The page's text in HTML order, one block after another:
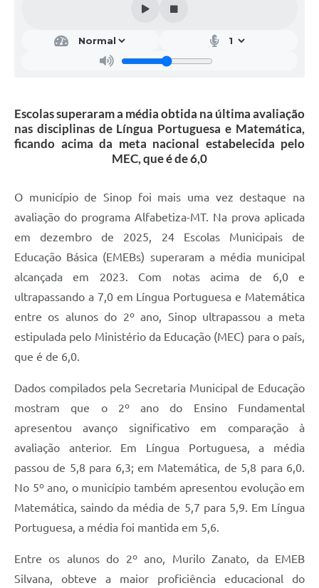
Escolas superaram a média obtida na última avaliação
nas disciplinas de Língua Portuguesa e Matemática,
ficando acima da meta nacional estabelecida pelo
MEC, que é de 6,0
O município de Sinop foi mais uma vez destaque na
avaliação do programa Alfabetiza-MT. Na prova aplicada
em dezembro de 2025, 24 Escolas Municipais de
Educação Básica (EMEBs) superaram a média municipal
alcançada em 2023. Com notas acima de 6,0 e
ultrapassando a 7,0 em Língua Portuguesa e Matemática
entre os alunos do 2º ano, Sinop ultrapassou a meta
estipulada pelo Ministério da Educação (MEC) para o país,
que é de 6,0.
Dados compilados pela Secretaria Municipal de Educação
mostram que o 2º ano do Ensino Fundamental
apresentou avanço significativo em comparação à
avaliação anterior. Em Língua Portuguesa, a média
passou de 5,8 para 6,3; em Matemática, de 5,8 para 6,0.
No 5º ano, o município também apresentou evolução em
Matemática, saindo da média de 5,7 para 5,9. Em Língua
Portuguesa, a média foi mantida em 5,6.
Entre os alunos do 2º ano, Murilo Zanato, da EMEB
Silvana, obteve a maior proficiência educacional do